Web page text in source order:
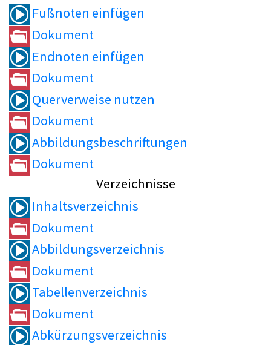
Fußnoten einfügen
Dokument
Endnoten einfügen
Dokument
Querverweise nutzen
Dokument
Abbildungsbeschriftungen
Dokument
Verzeichnisse
Inhaltsverzeichnis
Dokument
Abbildungsverzeichnis
Dokument
Tabellenverzeichnis
Dokument
Abkürzungsverzeichnis